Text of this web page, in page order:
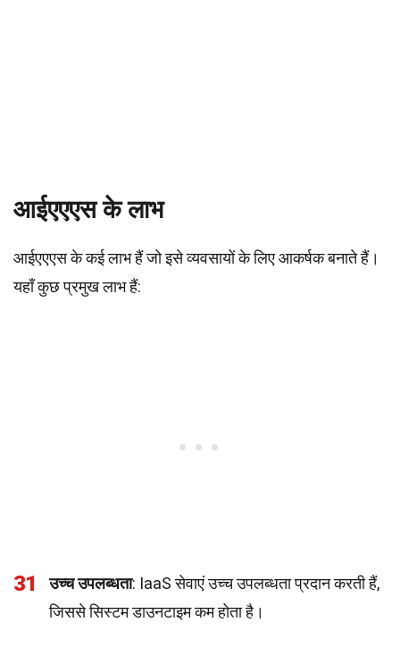
आईएएएस के लाभ
आईएएएस के कई लाभ हैं जो इसे व्यवसायों के लिए आकर्षक बनाते हैं।
यहाँ कुछ प्रमुख लाभ हैं:
31 उच्च उपलब्धता: IaaS सेवाएं उच्च उपलब्धता प्रदान करती हैं,
जिससे सिस्टम डाउनटाइम कम होता है।